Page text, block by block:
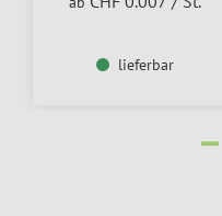
lieferbar